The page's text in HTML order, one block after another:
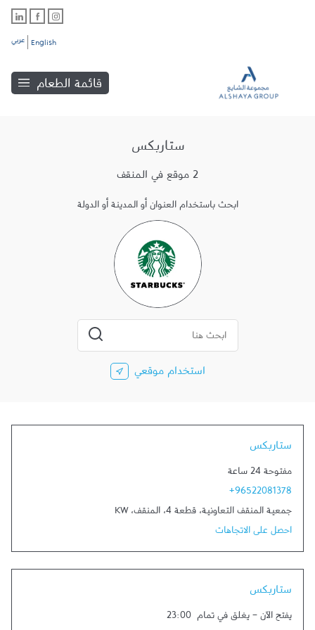
English عربي
قائمة الطعام
ستاربكس
2 موقع في المنقف
ابحث باستخدام العنوان أو المدينة أو الدولة
استخدام موقعي
ستاربكس
مفتوحة 24 ساعة
+96522081378
جمعية المنقف التعاونية، قطعة 4
، المنقف، KW
احصل على الاتجاهات
ستاربكس
يفتح الآن - يغلق في تمام 23:00